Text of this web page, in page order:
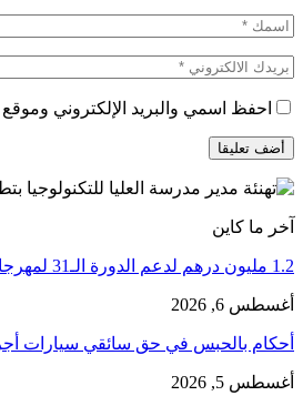
احفظ اسمي والبريد الإلكتروني
آخر ما كاين
1.2 مليون درهم لدعم الدورة الـ31 لمهرجان تطوان لسينما البحر…
أغسطس 6, 2026
أحكام بالحبس في حق سائقي سيارات
أغسطس 5, 2026